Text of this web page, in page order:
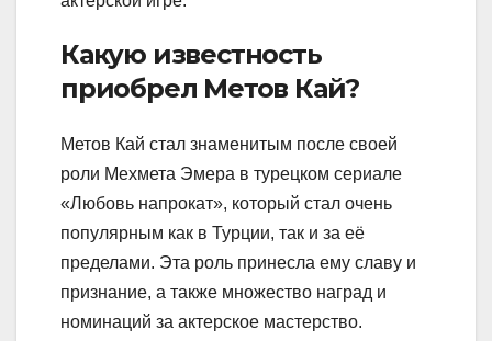
Какую известность
приобрел Метов Кай?
Метов Кай стал знаменитым после своей
роли Мехмета Эмера в турецком сериале
«Любовь напрокат», который стал очень
популярным как в Турции, так и за её
пределами. Эта роль принесла ему славу и
признание, а также множество наград и
номинаций за актерское мастерство.